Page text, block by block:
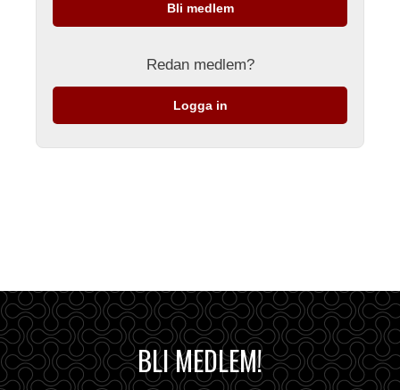
Bli medlem
Redan medlem?
Logga in
BLI MEDLEM!